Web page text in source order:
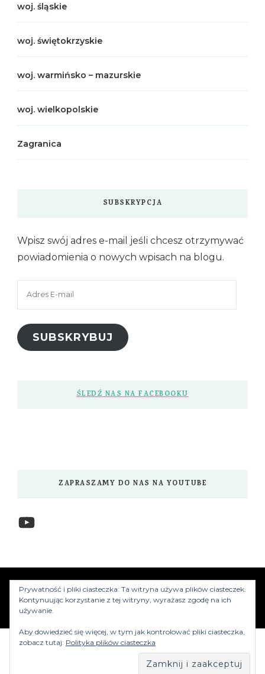
woj. śląskie
woj. świętokrzyskie
woj. warmińsko – mazurskie
woj. wielkopolskie
Zagranica
SUBSKRYPCJA
Wpisz swój adres e-mail jeśli chcesz otrzymywać
powiadomienia o nowych wpisach na blogu.
SUBSKRYBUJ
ŚLEDŹ NAS NA FACEBOOKU
ZAPRASZAMY DO NAS NA YOUTUBE
YouTube
www.myzwiedzamy.pl Vilva | Stworzony przez
Blossom Themes.Silnik:WordPress
Prywatność i pliki ciasteczka: Ta witryna używa plików ciasteczek.
Kontynuując korzystanie z tej witryny, wyrażasz zgodę na ich
używanie.
Aby dowiedzieć się więcej, w tym jak kontrolować pliki ciasteczka,
zobacz tutaj: Polityka plików ciasteczka